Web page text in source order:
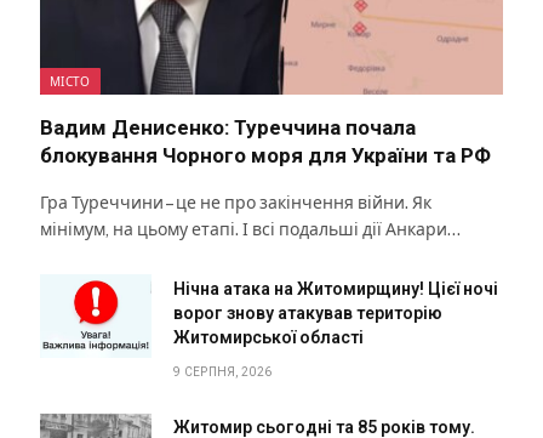
МІСТО
Вадим Денисенко: Туреччина почала
блокування Чорного моря для України та РФ
Гра Туреччини – це не про закінчення війни. Як
мінімум, на цьому етапі. І всі подальші дії Анкари…
Нічна атака на Житомирщину! Цієї ночі
ворог знову атакував територію
Житомирської області
9 СЕРПНЯ, 2026
Житомир сьогодні та 85 років тому.